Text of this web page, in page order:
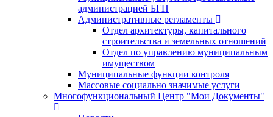
администрацией БГП
Административные регламенты
Отдел архитектуры, капитального
строительства и земельных отношений
Отдел по управлению муниципальным
имуществом
Муниципальные функции контроля
Массовые социально значимые услуги
Многофункциональный Центр "Мои Документы"